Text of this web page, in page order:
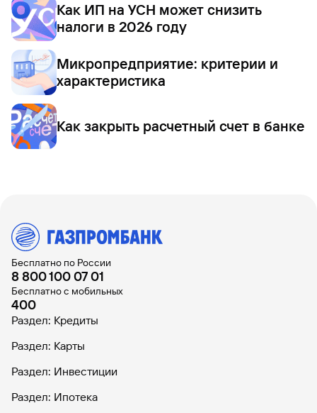
Как ИП на УСН может снизить
налоги в 2026 году
Микропредприятие: критерии и
характеристика
Как закрыть расчетный счет в банке
Бесплатно по России
8 800 100 07 01
Бесплатно с мобильных
400
Раздел: Кредиты
Раздел: Карты
Раздел: Инвестиции
Раздел: Ипотека